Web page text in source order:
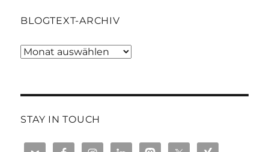
BLOGTEXT-ARCHIV
Blogtext-
STAY IN TOUCH